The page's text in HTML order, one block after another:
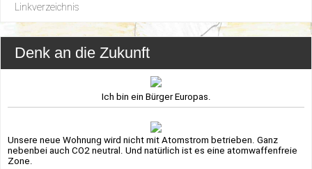
Linkverzeichnis
Denk an die Zukunft
Ich bin ein Bürger Europas.
Unsere neue Wohnung wird nicht mit Atomstrom betrieben. Ganz
nebenbei auch CO2 neutral. Und natürlich ist es eine atomwaffenfreie
Zone.